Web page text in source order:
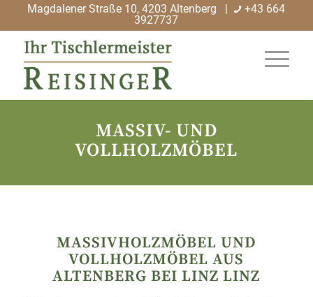
Magdalener Straße 10, 4203 Altenberg |
+43 664
3927737
MASSIV- UND
VOLLHOLZMÖBEL
MASSIVHOLZMÖBEL UND
VOLLHOLZMÖBEL AUS
ALTENBERG BEI LINZ LINZ